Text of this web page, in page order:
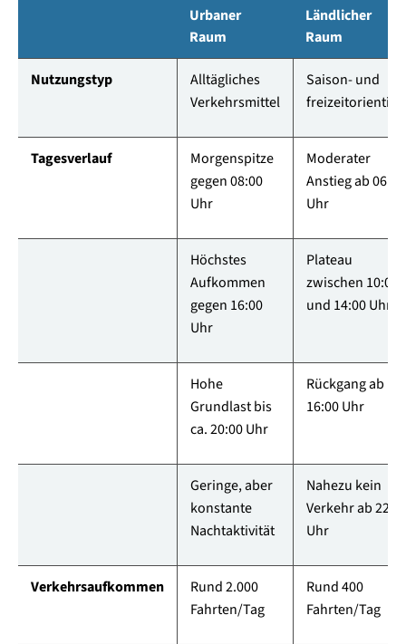
Urbaner
Raum
Ländlicher
Raum
Nutzungstyp
Alltägliches
Verkehrsmittel
Saison- und
freizeitorientiert
Tagesverlauf
Morgenspitze
gegen 08:00
Uhr
Moderater
Anstieg ab 06:00
Uhr
Höchstes
Aufkommen
gegen 16:00
Uhr
Plateau
zwischen 10:00
und 14:00 Uhr
Hohe
Grundlast bis
ca. 20:00 Uhr
Rückgang ab
16:00 Uhr
Geringe, aber
konstante
Nachtaktivität
Nahezu kein
Verkehr ab
Uhr
Verkehrsaufkommen
Rund 2.000
Fahrten/Tag
Rund 400
Fahrten/Tag